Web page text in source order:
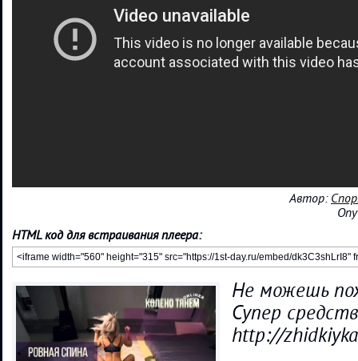
Автор:
HTML код для встраивания плеера:
Не можешь
Супер
http://